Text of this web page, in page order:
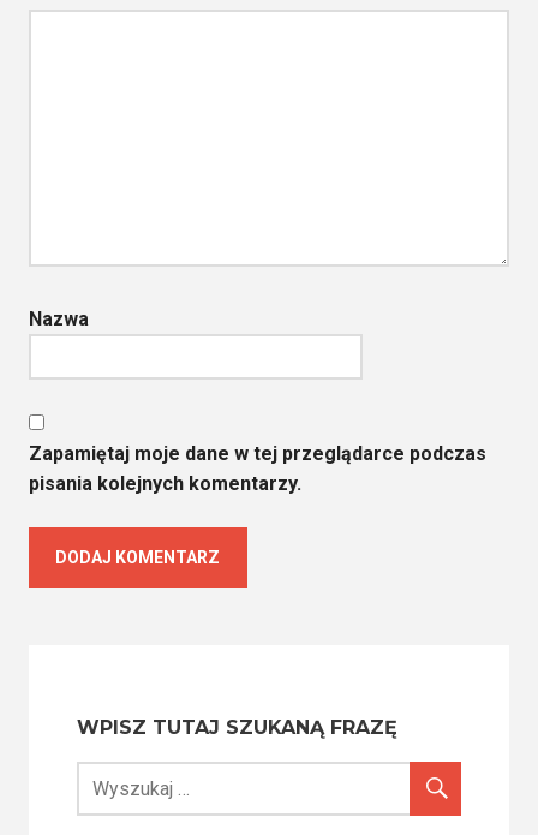
Nazwa
Zapamiętaj moje dane w tej przeglądarce podczas
pisania kolejnych komentarzy.
WPISZ TUTAJ SZUKANĄ FRAZĘ